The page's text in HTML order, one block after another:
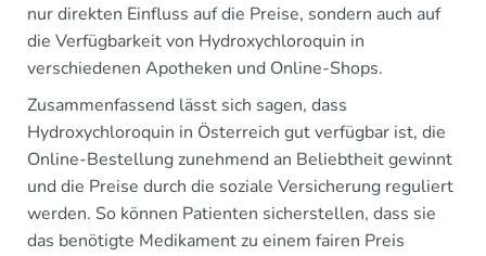
nur direkten Einfluss auf die Preise, sondern auch auf
die Verfügbarkeit von Hydroxychloroquin in
verschiedenen Apotheken und Online-Shops.
Zusammenfassend lässt sich sagen, dass
Hydroxychloroquin in Österreich gut verfügbar ist, die
Online-Bestellung zunehmend an Beliebtheit gewinnt
und die Preise durch die soziale Versicherung reguliert
werden. So können Patienten sicherstellen, dass sie
das benötigte Medikament zu einem fairen Preis